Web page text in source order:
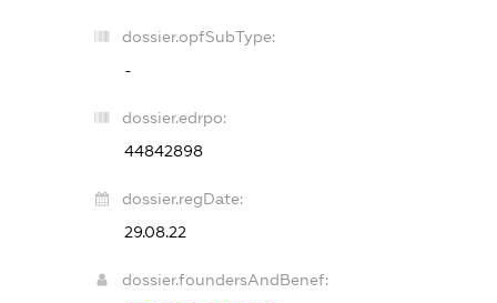
dossier.opfSubType:
-
dossier.edrpo:
44842898
dossier.regDate:
29.08.22
dossier.foundersAndBenef: